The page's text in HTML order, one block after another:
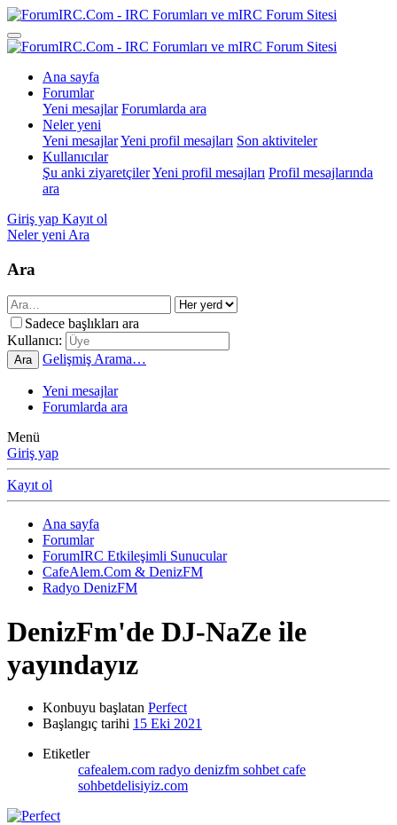
Ana sayfa
Forumlar
Yeni mesajlar Forumlarda ara
Neler yeni
Yeni mesajlarYeni profil mesajları Son aktiviteler
Kullanıcılar
Şu anki ziyaretçilerYeni profil mesajları Profil mesajlarında
ara
Giriş yap Kayıt ol
Neler yeni Ara
Ara
Sadece başlıkları ara
Kullanıcı:
Ara Gelişmiş Arama…
Yeni mesajlar
Forumlarda ara
Menü
Giriş yap
Kayıt ol
Ana sayfa
Forumlar
ForumIRC Etkileşimli Sunucular
CafeAlem.Com & DenizFM
Radyo DenizFM
DenizFm'de DJ-NaZe ile
yayındayız
Konbuyu başlatan Perfect
Başlangıç tarihi 15 Eki 2021
Etiketler
cafealem.com radyo denizfm sohbet cafe
sohbetdelisiyiz.com